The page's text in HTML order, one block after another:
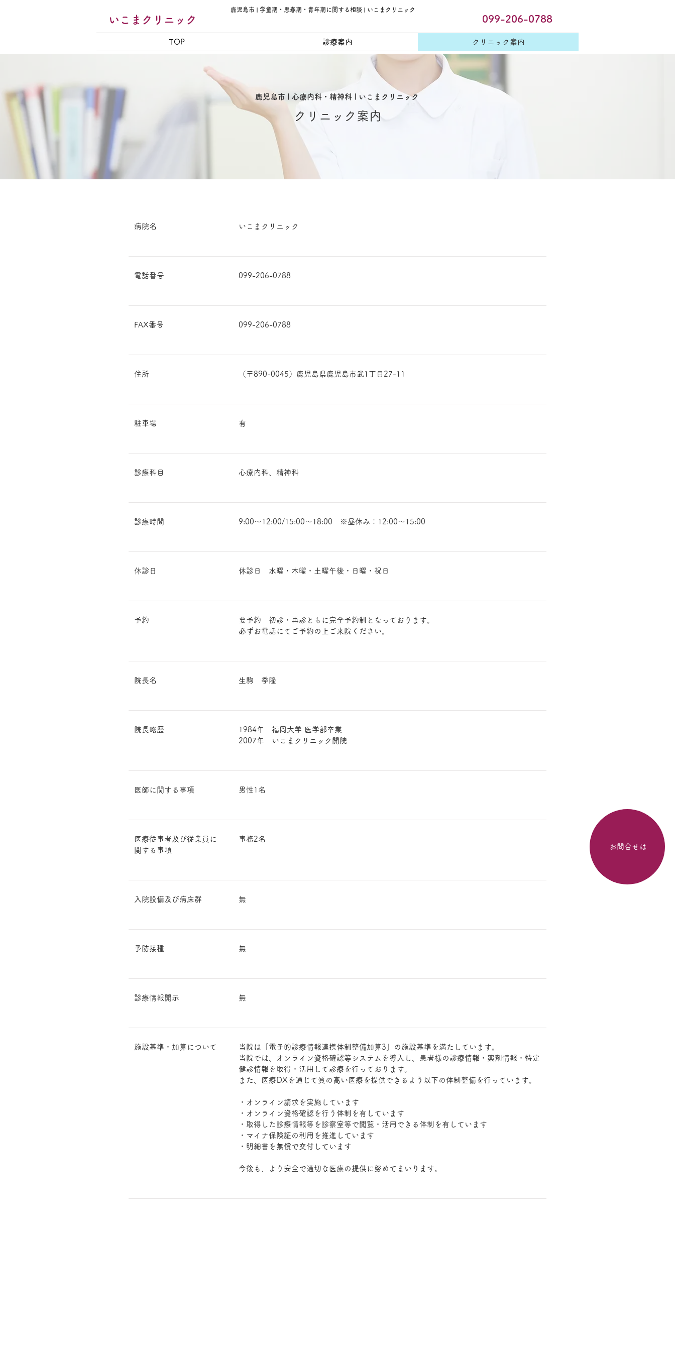
いこまクリニック
鹿児島市 | 学童期・思春期・青年期に関する相談 | いこまクリニック
099-206-0788
TOP 診療案内 クリニック案内
お問合せは
鹿児島市 | 心療内科・精神科 | いこまクリニック
クリニック案内
​病院名 いこまクリニック
電話番号 099-206-0788
FAX番号 099-206-0788
住所 （〒890-0045）鹿児島県鹿児島市武1丁目27-11
駐車場 有
診療科目 心療内科、精神科
診療時間 9:00～12:00/15:00～18:00 ※昼休み：12:00～15:00
休診日 休診日 水曜・木曜・ 土曜午後・ 日曜・祝日
予約
要予約 初診・再診ともに完全予約制となっております。
必ずお電話にてご予約の上ご来院ください。
院長名 生駒 季隆
院長略歴
1984年 福岡大学 医学部卒業
2007年 いこまクリニック開院
医師に関する事項 男性1名
医療従事者及び従業員に
関する事項
事務2名
入院設備及び病床群 無
予防接種 無
診療情報開示 無
施設基準・加算について
当院は「電子的診療情報連携体制整備加算3」の施設基準を満たしています。
当院では、オンライン資格確認等システムを導入し、患者様の診療情報・薬剤情報・特定
健診情報を取得・活用して診療を行っております。
​ また、医療DXを通じて質の高い医療を提供できるよう以下の体制整備を行っています。
​ ・オンライン請求を実施しています
​ ・オンライン資格確認を行う体制を有しています
​ ・取得した診療情報等を診察室等で閲覧・活用できる体制を有しています
​・マイナ保険証の利用を推進しています
​ ・明細書を無償で交付しています
​今後も、より安全で適切な医療の提供に努めてまいります。